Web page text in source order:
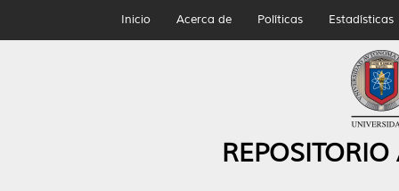
Inicio Acerca de Políticas Estadísticas